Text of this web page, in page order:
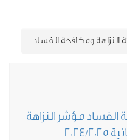
ومكافحة الفساد
مؤشر النزاهة